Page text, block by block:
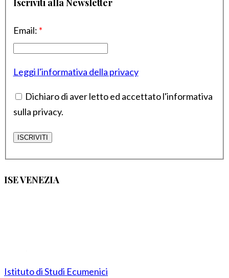
Iscriviti alla Newsletter
Email: *
Leggi l'informativa della privacy
Dichiaro di aver letto ed accettato l'informativa
sulla privacy.
ISE VENEZIA
Istituto di Studi Ecumenici